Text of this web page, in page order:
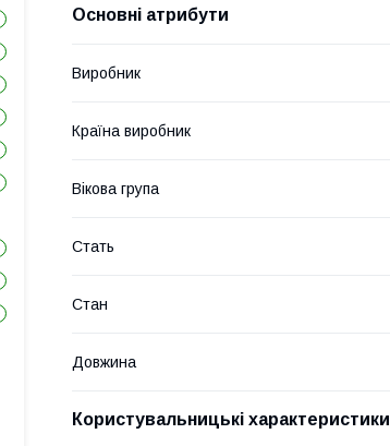
Основні атрибути
Виробник
Країна виробник
Вікова група
Стать
Стан
Довжина
Користувальницькі характеристики